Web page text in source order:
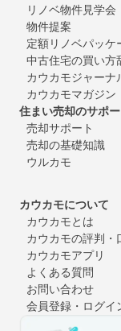
リノベ物件見学会
物件提案
定額リノベパッケ
中古住宅の買い方
カウカモジャーナ
カウカモマガジン
住まい売却のサポー
売却サポート
売却の基礎知識
ウルカモ
カウカモについて
カウカモとは
カウカモの評判・
カウカモアプリ
よくある質問
お問い合わせ
会員登録・ログイ